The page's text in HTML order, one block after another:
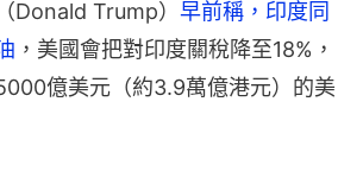
Donald Trump） 早前稱，印度同
，美國會把對印度關稅降至18%，
億美元（約3.9萬億港元）的美